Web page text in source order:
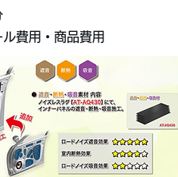
費用・商品費用